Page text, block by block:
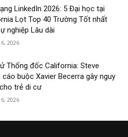
LinkedIn 2026: 5 Đại học tại
Lọt Top 40 Trường Tốt nhất
nghiệp Lâu dài
2026
Thống đốc California: Steve
cáo buộc Xavier Becerra gây nguy
trẻ di cư
2026